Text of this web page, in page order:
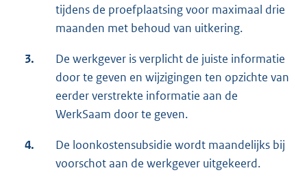
tijdens de proefplaatsing voor maximaal drie
maanden met behoud van uitkering.
3.
De werkgever is verplicht de juiste informatie
door te geven en wijzigingen ten opzichte van
eerder verstrekte informatie aan de
WerkSaam door te geven.
4.
De loonkostensubsidie wordt maandelijks bij
voorschot aan de werkgever uitgekeerd.